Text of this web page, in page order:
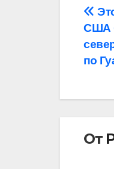
по
США
по
От